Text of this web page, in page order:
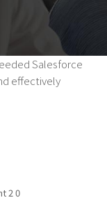
Salesforce
effectively
2 0